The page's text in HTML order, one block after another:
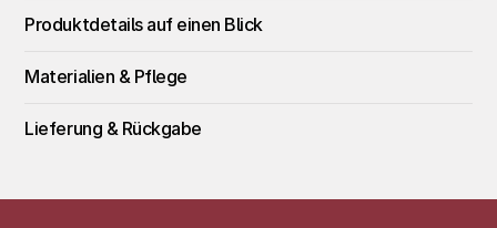
Produktdetails auf einen Blick
Materialien & Pflege
Lieferung & Rückgabe